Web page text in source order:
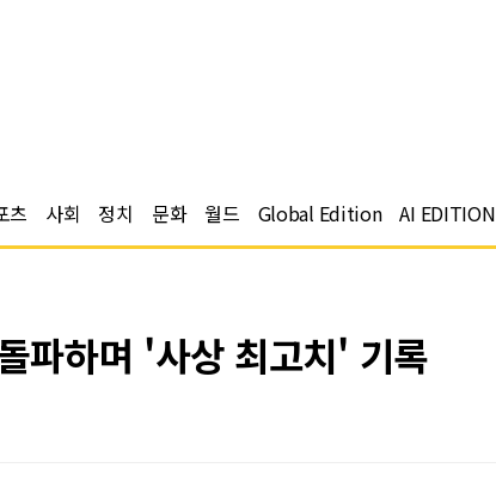
츠 사회 정치 문화 월드 Global Edition AI EDITION
파하며 '사상 최고치' 기록